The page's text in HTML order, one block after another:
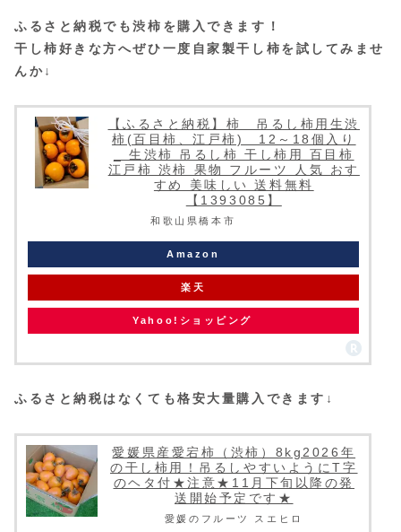
ふるさと納税でも渋柿を購入できます！
干し柿好きな方へぜひ一度自家製干し柿を試してみませ
んか↓
【ふるさと納税】柿 吊るし柿用生渋
柿(百目柿、江戸柿) 12～18個入り
_ 生渋柿 吊るし柿 干し柿用 百目柿
江戸柿 渋柿 果物 フルーツ 人気 おす
すめ 美味しい 送料無料
【1393085】
和歌山県橋本市
Amazon
楽天
Yahoo!ショッピング
ふるさと納税はなくても格安大量購入できます↓
愛媛県産愛宕柿（渋柿）8kg2026年
の干し柿用！吊るしやすいようにT字
のヘタ付★注意★11月下旬以降の発
送開始予定です★
愛媛のフルーツ スエヒロ